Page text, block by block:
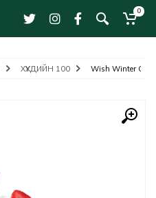
0
ХҮҮХДИЙН 100 Wish Winter